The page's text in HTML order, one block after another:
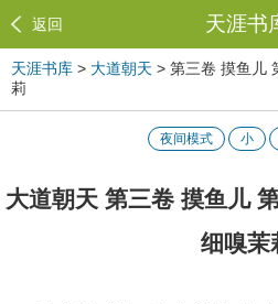
返回 天涯书
天涯书库 > 大道朝天 > 第三卷 摸鱼儿
莉
夜间模式 小
大道朝天 第三卷 摸鱼儿
细嗅茉